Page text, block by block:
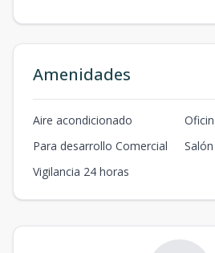
Amenidades
Aire acondicionado
Para desarrollo Comercial
Vigilancia 24 horas